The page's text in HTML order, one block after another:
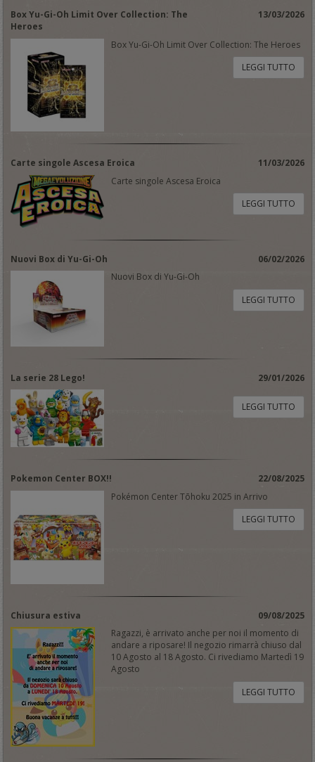
Box Yu-Gi-Oh Limit Over Collection: The
Heroes
13/03/2026
Box Yu-Gi-Oh Limit Over Collection: The Heroes
LEGGI TUTTO
Carte singole Ascesa Eroica
11/03/2026
Carte singole Ascesa Eroica
LEGGI TUTTO
Nuovi Box di Yu-Gi-Oh
06/02/2026
Nuovi Box di Yu-Gi-Oh
LEGGI TUTTO
La serie 28 Lego! 29/01/2026
LEGGI TUTTO
Pokemon Center BOX!!
22/08/2025
Pokémon Center Tōhoku 2025 in Arrivo
LEGGI TUTTO
Chiusura estiva
09/08/2025
Ragazzi, è arrivato anche per noi il momento di
andare a riposare! Il negozio rimarrà chiuso dal
10 Agosto al 18 Agosto. Ci rivediamo Martedì 19
Agosto
LEGGI TUTTO